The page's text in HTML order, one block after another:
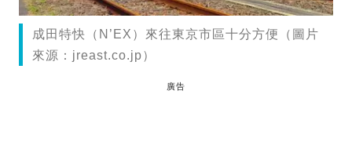
成田特快（N’EX）來往東京市區十分方便（圖片
來源：jreast.co.jp）
廣告